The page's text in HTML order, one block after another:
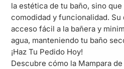
la estética de tu baño, sino
comodidad y funcionalidad.
acceso fácil a la bañera y
agua, manteniendo tu baño
¡Haz Tu Pedido Hoy!
Descubre cómo la Mampara